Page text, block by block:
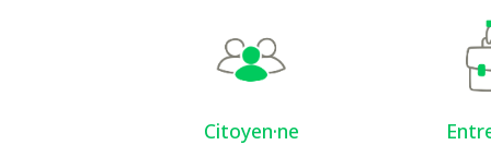
Citoyen·ne